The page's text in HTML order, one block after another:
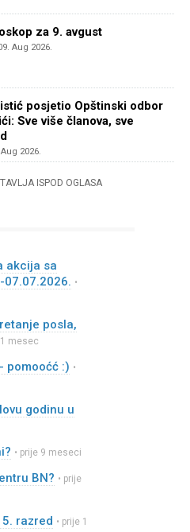
za 9. avgust
Aug 2026.
posjetio Opštinski odbor
Sve više članova, sve
Aug 2026.
ISPOD OGLASA
akcija sa
07.07.2026. •
posla,
1 mesec
pomooćć :) •
godinu u
• prije 9 meseci
BN? • prije
razred • prije 1